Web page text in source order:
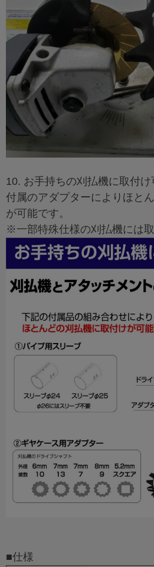
10. お手持ちの刈払機に取付け
付属のアダプターによりほと
が可能です。
※一部特殊仕様の刈払機には取
■仕様